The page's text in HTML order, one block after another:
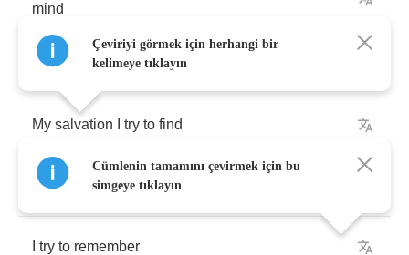
mind
My salvation try to find
To heal my soul forever
try to remember
Çeviriyi görmek için herhangi bir
kelimeye tıklayın
Cümlenin tamamını çevirmek için bu
simgeye tıklayın